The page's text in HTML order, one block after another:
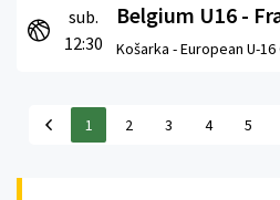
sub.
12:30
Belgium U16 -
Košarka -European U-
1 2 3 4 5